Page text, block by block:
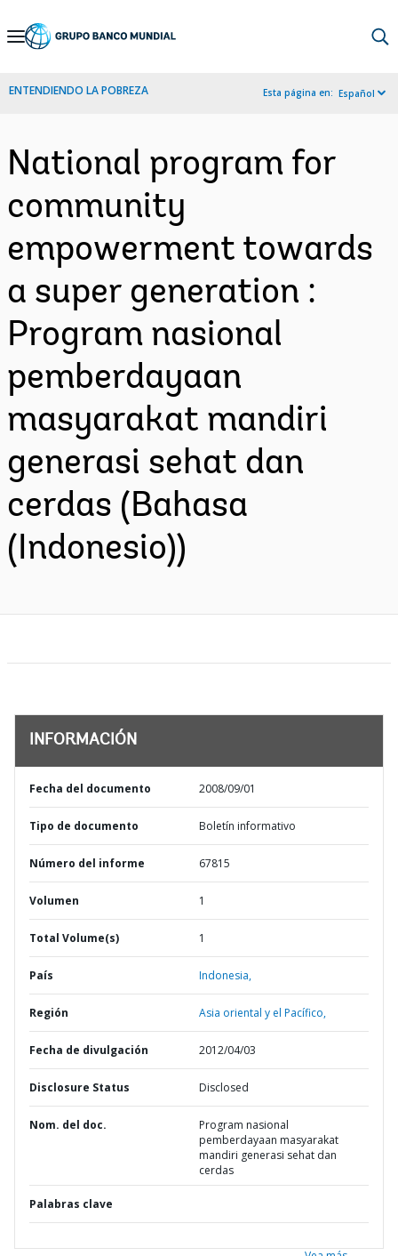
Skip
Navigation
ENTENDIENDO LA POBREZA Esta página en: Español
National program for
community
empowerment towards
a super generation :
Program nasional
pemberdayaan
masyarakat mandiri
generasi sehat dan
cerdas (Bahasa
(Indonesio))
INFORMACIÓN
Fecha del documento 2008/09/01
Tipo de documento Boletín informativo
Número del informe 67815
Volumen 1
Total Volume(s) 1
País Indonesia,
Región Asia oriental y el Pacífico,
Fecha de divulgación 2012/04/03
Disclosure Status Disclosed
Nom. del doc.
Program nasional
pemberdayaan masyarakat
mandiri generasi sehat dan
cerdas
Palabras clave